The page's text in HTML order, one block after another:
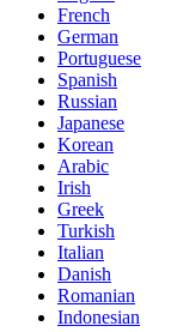
French
German
Portuguese
Spanish
Russian
Japanese
Korean
Arabic
Irish
Greek
Turkish
Italian
Danish
Romanian
Indonesian